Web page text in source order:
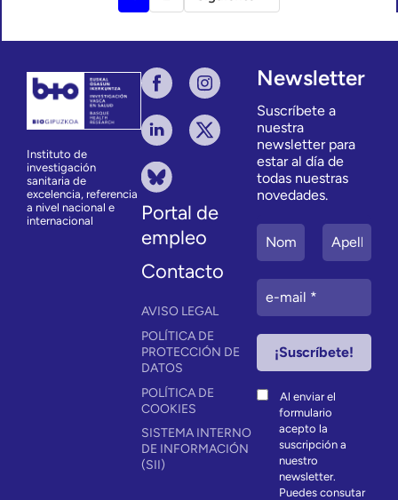
Instituto de
investigación
sanitaria de
excelencia, referencia
a nivel nacional e
internacional
Portal de
empleo
Contacto
AVISO LEGAL
POLÍTICA DE
PROTECCIÓN DE
DATOS
POLÍTICA DE
COOKIES
SISTEMA INTERNO
DE INFORMACIÓN
(SII)
Newsletter
Suscríbete a
nuestra
newsletter para
estar al día de
todas nuestras
novedades.
Al enviar el
formulario
acepto la
suscripción a
nuestro
newsletter.
Puedes consutar